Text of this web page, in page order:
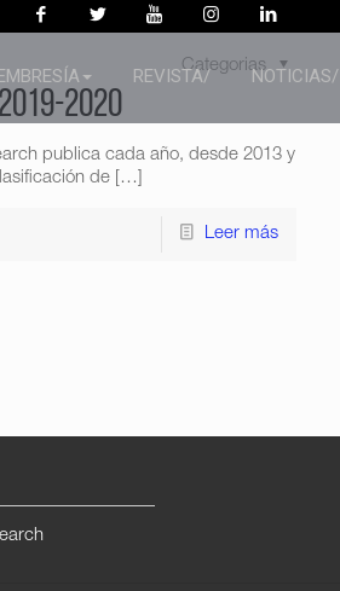
REVISTA/ NOTICIAS/
Categorias
2020
publica cada año, desde 2013 y
de[…]
Leer más